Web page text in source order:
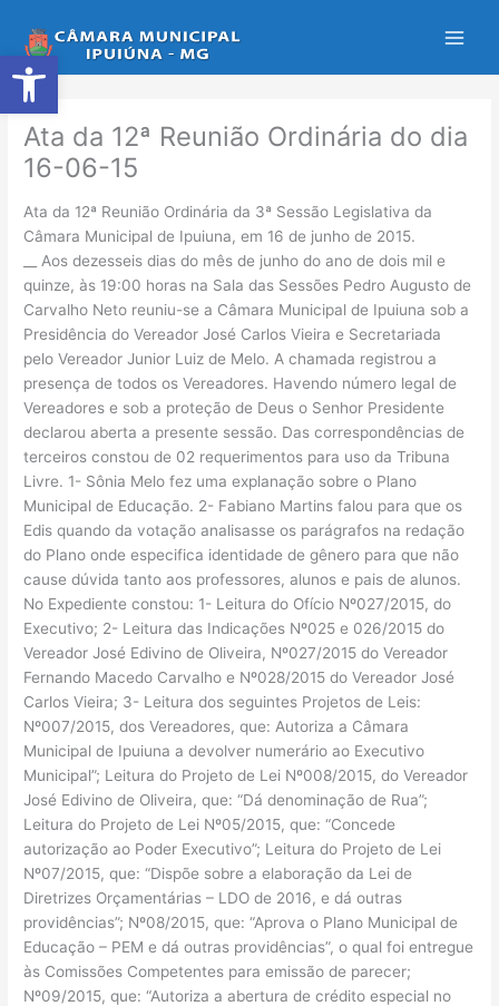
Abrir a barra de ferramentas
para
o
conteúdo
Ata da 12ª Reunião Ordinária do dia
16-06-15
Ata da 12ª Reunião Ordinária da 3ª Sessão Legislativa da
Câmara Municipal de Ipuiuna, em 16 de junho de 2015.
__ Aos dezesseis dias do mês de junho do ano de dois mil e
quinze, às 19:00 horas na Sala das Sessões Pedro Augusto de
Carvalho Neto reuniu-se a Câmara Municipal de Ipuiuna sob a
Presidência do Vereador José Carlos Vieira e Secretariada
pelo Vereador Junior Luiz de Melo. A chamada registrou a
presença de todos os Vereadores. Havendo número legal de
Vereadores e sob a proteção de Deus o Senhor Presidente
declarou aberta a presente sessão. Das correspondências de
terceiros constou de 02 requerimentos para uso da Tribuna
Livre. 1- Sônia Melo fez uma explanação sobre o Plano
Municipal de Educação. 2- Fabiano Martins falou para que os
Edis quando da votação analisasse os parágrafos na redação
do Plano onde especifica identidade de gênero para que não
cause dúvida tanto aos professores, alunos e pais de alunos.
No Expediente constou: 1- Leitura do Ofício Nº027/2015, do
Executivo; 2- Leitura das Indicações Nº025 e 026/2015 do
Vereador José Edivino de Oliveira, Nº027/2015 do Vereador
Fernando Macedo Carvalho e Nº028/2015 do Vereador José
Carlos Vieira; 3- Leitura dos seguintes Projetos de Leis:
Nº007/2015, dos Vereadores, que: Autoriza a Câmara
Municipal de Ipuiuna a devolver numerário ao Executivo
Municipal”; Leitura do Projeto de Lei Nº008/2015, do Vereador
José Edivino de Oliveira, que: “Dá denominação de Rua”;
Leitura do Projeto de Lei Nº05/2015, que: “Concede
autorização ao Poder Executivo”; Leitura do Projeto de Lei
Nº07/2015, que: “Dispõe sobre a elaboração da Lei de
Diretrizes Orçamentárias – LDO de 2016, e dá outras
providências”; Nº08/2015, que: “Aprova o Plano Municipal de
Educação – PEM e dá outras providências”, o qual foi entregue
às Comissões Competentes para emissão de parecer;
Nº09/2015, que: “Autoriza a abertura de crédito especial no